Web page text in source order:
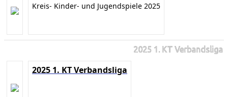
Kreis- Kinder- und Jugendspiele 2025
2025 1. KT Verbandsliga
2025 1. KT Verbandsliga